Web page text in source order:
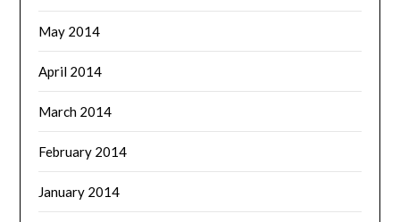
May 2014
April 2014
March 2014
February 2014
January 2014